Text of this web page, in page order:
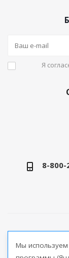
Я
8-800-
Мы